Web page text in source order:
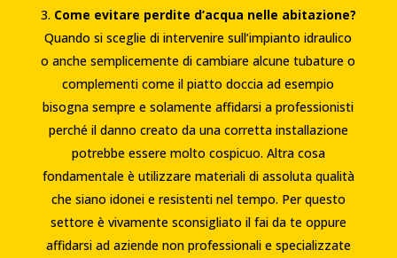
Come evitare perdite d’acqua nelle abitazione?
Quando si sceglie di intervenire sull’impianto idraulico
o anche semplicemente di cambiare alcune tubature o
complementi come il piatto doccia ad esempio
bisogna sempre e solamente affidarsi a professionisti
perché il danno creato da una corretta installazione
potrebbe essere molto cospicuo. Altra cosa
fondamentale è utilizzare materiali di assoluta qualità
che siano idonei e resistenti nel tempo. Per questo
settore è vivamente sconsigliato il fai da te oppure
affidarsi ad aziende non professionali e specializzate